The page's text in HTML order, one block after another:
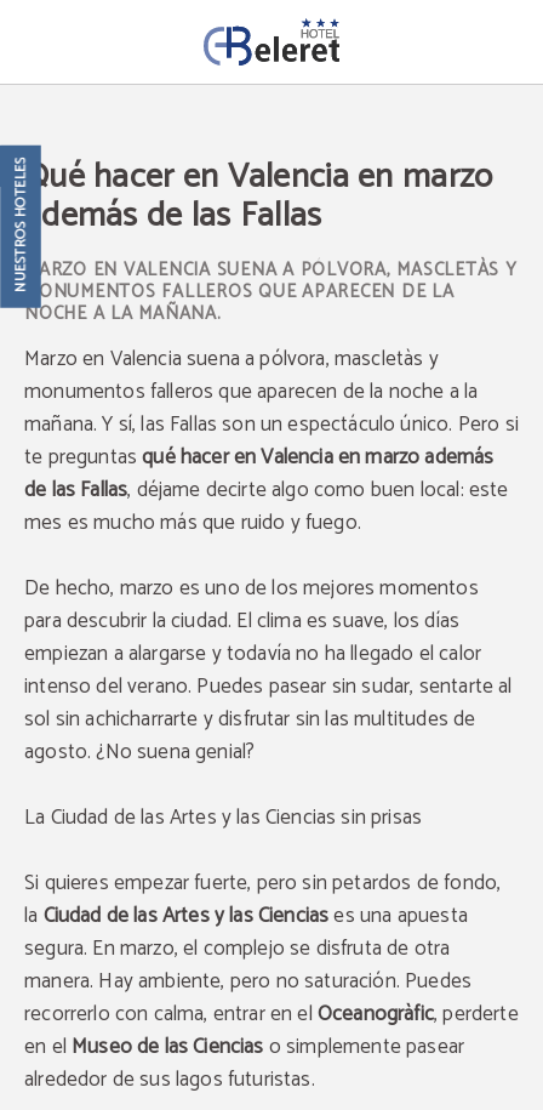
Qué hacer en Valencia en marzo
además de las Fallas
MARZO EN VALENCIA SUENA A PÓLVORA, MASCLETÀS Y
MONUMENTOS FALLEROS QUE APARECEN DE LA
NOCHE A LA MAÑANA.
Marzo en Valencia suena a pólvora, mascletàs y
monumentos falleros que aparecen de la noche a la
mañana. Y sí, las Fallas son un espectáculo único. Pero si
te preguntasqué hacer en Valencia en marzo además
de las Fallas, déjame decirte algo como buen local: este
mes es mucho más que ruido y fuego.
De hecho, marzo es uno de los mejores momentos
para descubrir la ciudad. El clima es suave, los días
empiezan a alargarse y todavía no ha llegado el calor
intenso del verano. Puedes pasear sin sudar, sentarte al
sol sin achicharrarte y disfrutar sin las multitudes de
agosto. ¿No suena genial?
La Ciudad de las Artes y las Ciencias sin prisas
Si quieres empezar fuerte, pero sin petardos de fondo,
la Ciudad de las Artes y las Cienciases una apuesta
segura. En marzo, el complejo se disfruta de otra
manera. Hay ambiente, pero no saturación. Puedes
recorrerlo con calma, entrar en elOceanogràfic, perderte
en el Museo de las Cienciaso simplemente pasear
alrededor de sus lagos futuristas.
NUESTROS HOTELES